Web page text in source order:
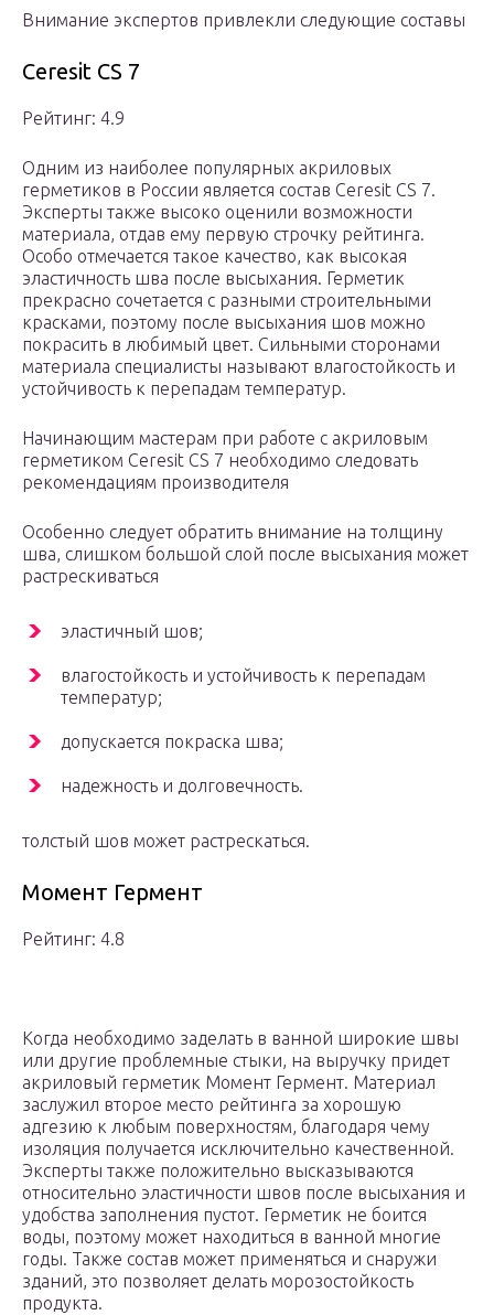
Внимание экспертов привлекли следующие составы
Ceresit CS 7
Рейтинг: 4.9
Одним из наиболее популярных акриловых
герметиков в России является состав Ceresit CS 7.
Эксперты также высоко оценили возможности
материала, отдав ему первую строчку рейтинга.
Особо отмечается такое качество, как высокая
эластичность шва после высыхания. Герметик
прекрасно сочетается с разными строительными
красками, поэтому после высыхания шов можно
покрасить в любимый цвет. Сильными сторонами
материала специалисты называют влагостойкость и
устойчивость к перепадам температур.
Начинающим мастерам при работе с акриловым
герметиком Ceresit CS 7 необходимо следовать
рекомендациям производителя
Особенно следует обратить внимание на толщину
шва, слишком большой слой после высыхания может
растрескиваться
эластичный шов;
влагостойкость и устойчивость к перепадам
температур;
допускается покраска шва;
надежность и долговечность.
толстый шов может растрескаться.
Момент Гермент
Рейтинг: 4.8
Когда необходимо заделать в ванной широкие швы
или другие проблемные стыки, на выручку придет
акриловый герметик Момент Гермент. Материал
заслужил второе место рейтинга за хорошую
адгезию к любым поверхностям, благодаря чему
изоляция получается исключительно качественной.
Эксперты также положительно высказываются
относительно эластичности швов после высыхания и
удобства заполнения пустот. Герметик не боится
воды, поэтому может находиться в ванной многие
годы. Также состав может применяться и снаружи
зданий, это позволяет делать морозостойкость
продукта.